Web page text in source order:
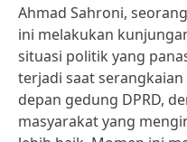
Ahmad Sahroni,
ini melakukan
situasi politik yang
terjadi saat
depan gedung DPRD,
masyarakat yang